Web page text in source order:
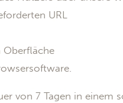
URL
von 7 Tagen in